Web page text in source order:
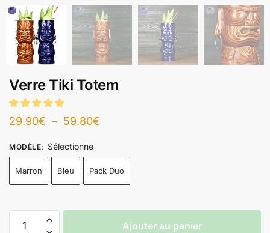
Verre Tiki Totem
29.90€ – 59.80€
MODÈLE: Sélectionne
Marron Bleu Pack Duo
Ajouter au panier